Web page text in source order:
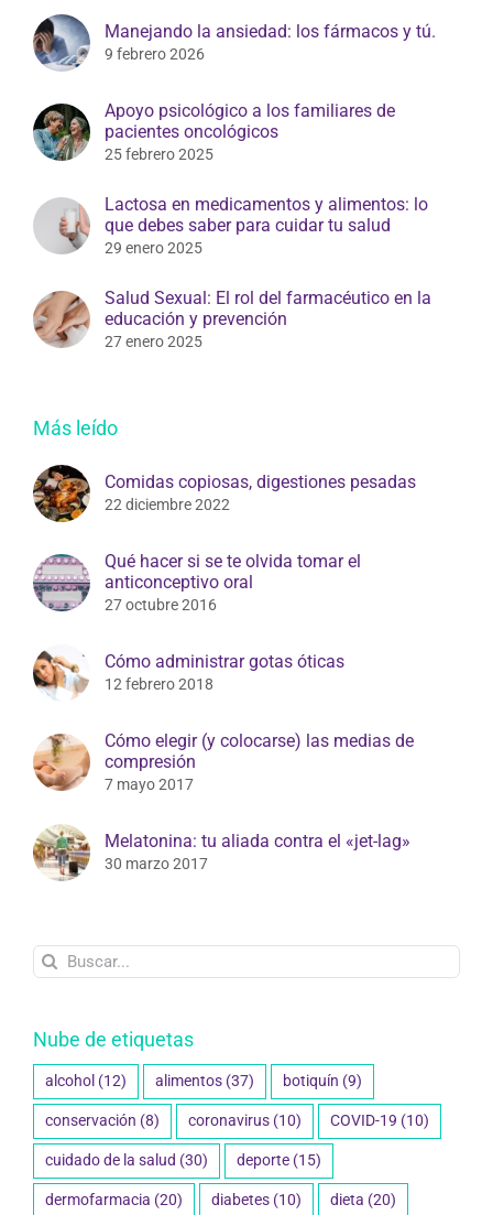
Manejando la ansiedad: los fármacos y tú.
Apoyo psicológico a los familiares de
pacientes oncológicos
Lactosa en medicamentos y alimentos: lo
que debes saber para cuidar tu salud
Salud Sexual: El rol del farmacéutico en la
educación y prevención
Comidas copiosas, digestiones pesadas
Qué hacer si se te olvida tomar el
anticonceptivo oral
Cómo administrar gotas óticas
Cómo elegir (y colocarse) las medias de
compresión
Melatonina: tu aliada contra el «jet-lag»
Buscar:
Nube de etiquetas
alcohol(12) alimentos(37) botiquín(9)
conservación(8) coronavirus(10) COVID-19
cuidado de la salud(30) deporte(15)